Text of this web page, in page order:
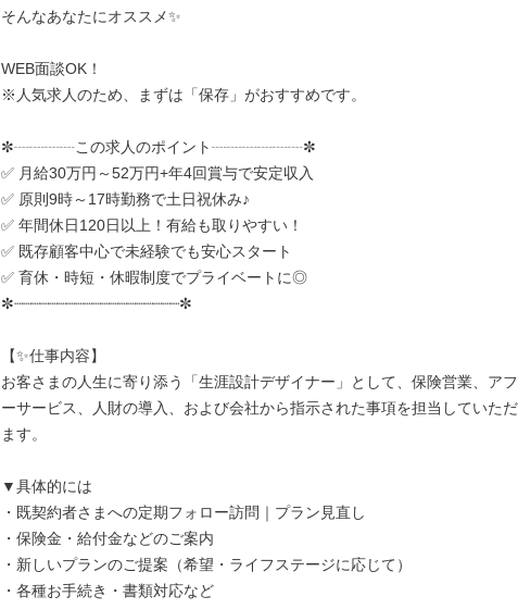
そんなあなたにオススメ✨
WEB面談OK！
※人気求人のため、まずは「保存」がおすすめです。
✼┈┈┈┈この求人のポイント┈┈┈┈┈┈✼
✅ 月給30万円～52万円+年4回賞与で安定収入
✅ 原則9時～17時勤務で土日祝休み♪
✅ 年間休日120日以上！有給も取りやすい！
✅ 既存顧客中心で未経験でも安心スタート
✅ 育休・時短・休暇制度でプライベートに◎
✼┈┈┈┈┈┈┈┈┈┈┈┈┈┈┈┈┈┈┈✼
【✨仕事内容】
お客さまの人生に寄り添う「生涯設計デザイナー」として、保険営業、ア
ーサービス、人財の導入、および会社から指示された事項を担当していただ
ます。
▼具体的には
・既契約者さまへの定期フォロー訪問｜プラン見直し
・保険金・給付金などのご案内
・新しいプランのご提案（希望・ライフステージに応じて）
・各種お手続き・書類対応など